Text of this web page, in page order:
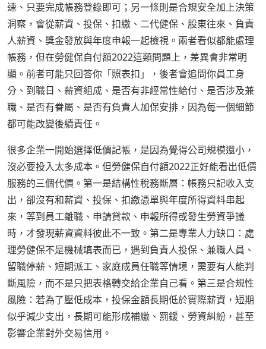
速、只要完成帳務登錄即可；另一條則是合規安全加上決策
洞察，會從薪資、投保、扣繳、二代健保、股東往來、負責
人薪資、獎金發放與年度申報一起檢視。兩者看似都能處理
帳務，但在勞健保自付額2022這類問題上，差異會非常明
顯。前者可能只回答你「照表扣」，後者會追問你員工身
分、到職日、薪資組成、是否有非經常性給付、是否涉及兼
職、是否有眷屬、是否有負責人加保安排，因為每一個細節
都可能改變後續責任。
很多企業一開始選擇低價記帳，是因為覺得公司規模還小，
沒必要投入太多成本。但勞健保自付額2022正好能看出低價
服務的三個代價。第一是結構性稅務斷層：帳務只記收入支
出，卻沒有和薪資、投保、扣繳憑單與年度所得資料串起
來，等到員工離職、申請貸款、申報所得或發生勞資爭議
時，才發現薪資資料彼此不一致。第二是專業人力缺口：處
理勞健保不是機械填表而已，遇到負責人投保、兼職人員、
留職停薪、短期派工、家庭成員任職等情境，需要有人能判
斷風險，而不是只把表格轉交給企業自己看。第三是合規性
風險：若為了壓低成本，投保金額長期低於實際薪資，短期
似乎減少支出，長期可能形成補繳、罰鍰、勞資糾紛，甚至
影響企業對外交易信用。